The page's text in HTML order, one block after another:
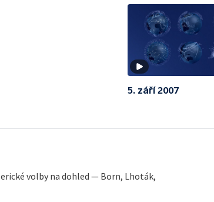
5. září 2007
volby na dohled — Born, Lhoták,